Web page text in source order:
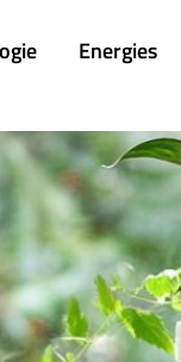
Energies